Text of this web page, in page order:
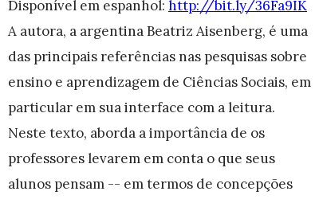
Disponível em espanhol: http://bit.ly/36Fa9IK
A autora, a argentina Beatriz Aisenberg, é uma
das principais referências nas pesquisas sobre
ensino e aprendizagem de Ciências Sociais, em
particular em sua interface com a leitura.
Neste texto, aborda a importância de os
professores levarem em conta o que seus
alunos pensam -- em termos de concepções